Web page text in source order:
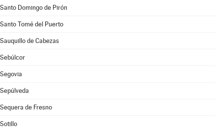
Santo Domingo de Pirón
Santo Tomé del Puerto
Sauquillo de Cabezas
Sebúlcor
Segovia
Sepúlveda
Sequera de Fresno
Sotillo